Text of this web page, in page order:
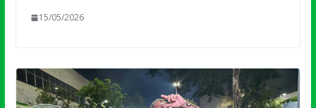
15/05/2026